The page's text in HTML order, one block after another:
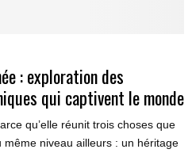
: exploration des
qui captivent le monde
qu’elle réunit trois choses que
niveau ailleurs : un héritage